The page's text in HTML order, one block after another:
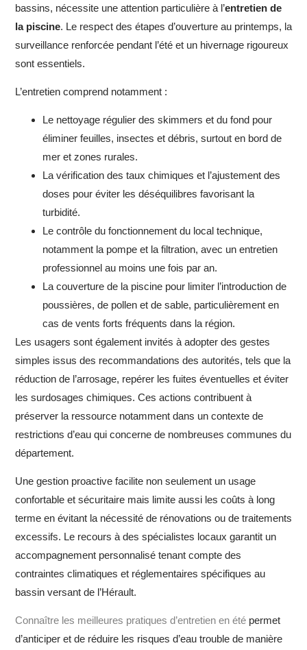
bassins, nécessite une attention particulière à l’entretien de
la piscine. Le respect des étapes d’ouverture au printemps, la
surveillance renforcée pendant l’été et un hivernage rigoureux
sont essentiels.
L’entretien comprend notamment :
Le nettoyage régulier des skimmers et du fond pour
éliminer feuilles, insectes et débris, surtout en bord de
mer et zones rurales.
La vérification des taux chimiques et l’ajustement des
doses pour éviter les déséquilibres favorisant la
turbidité.
Le contrôle du fonctionnement du local technique,
notamment la pompe et la filtration, avec un entretien
professionnel au moins une fois par an.
La couverture de la piscine pour limiter l’introduction de
poussières, de pollen et de sable, particulièrement en
cas de vents forts fréquents dans la région.
Les usagers sont également invités à adopter des gestes
simples issus des recommandations des autorités, tels que la
réduction de l’arrosage, repérer les fuites éventuelles et éviter
les surdosages chimiques. Ces actions contribuent à
préserver la ressource notamment dans un contexte de
restrictions d’eau qui concerne de nombreuses communes du
département.
Une gestion proactive facilite non seulement un usage
confortable et sécuritaire mais limite aussi les coûts à long
terme en évitant la nécessité de rénovations ou de traitements
excessifs. Le recours à des spécialistes locaux garantit un
accompagnement personnalisé tenant compte des
contraintes climatiques et réglementaires spécifiques au
bassin versant de l’Hérault.
Connaître les meilleures pratiques d’entretien en été permet
d’anticiper et de réduire les risques d’eau trouble de manière